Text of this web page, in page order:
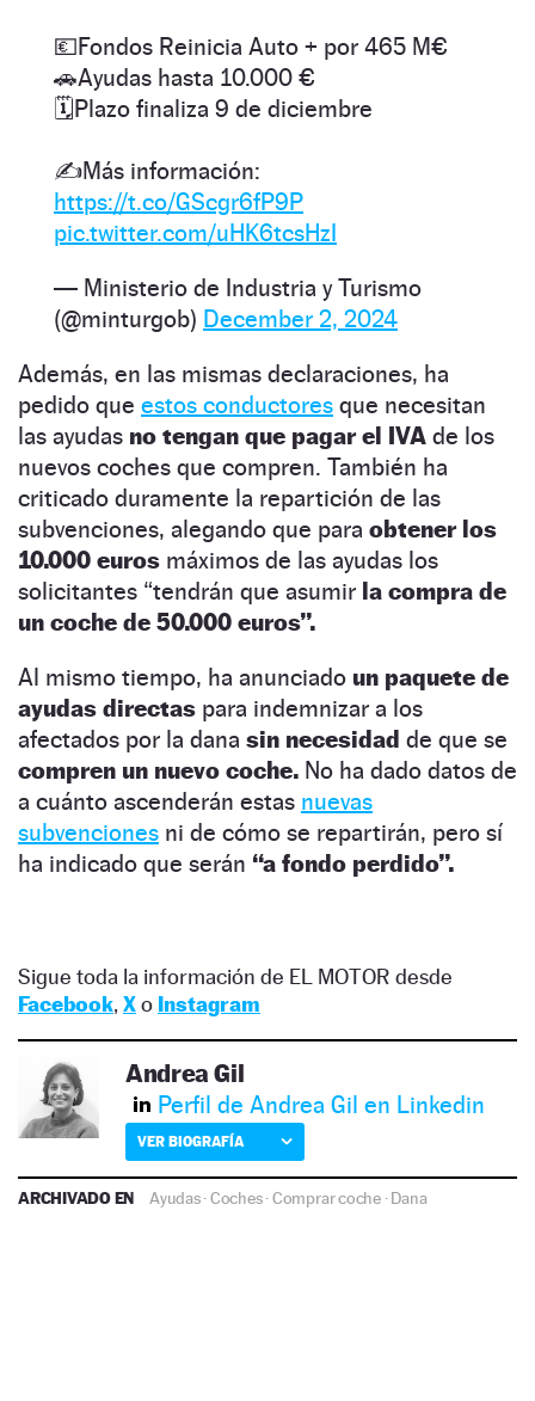
💶Fondos Reinicia Auto + por 465 M€
🚗Ayudas hasta 10.000 €
🗓️Plazo finaliza 9 de diciembre
✍️Más información:
https://t.co/GScgr6fP9P
pic.twitter.com/uHK6tcsHzI
— Ministerio de Industria y Turismo
(@minturgob) December 2, 2024
Además, en las mismas declaraciones, ha
pedido que estos conductores que necesitan
las ayudas no tengan que pagar el IVA de los
nuevos coches que compren. También ha
criticado duramente la repartición de las
subvenciones, alegando que para obtener los
10.000 euros máximos de las ayudas los
solicitantes “tendrán que asumir la compra de
un coche de 50.000 euros”.
Al mismo tiempo, ha anunciado un paquete de
ayudas directas para indemnizar a los
afectados por la dana sin necesidad de que se
compren un nuevo coche. No ha dado datos de
a cuánto ascenderán estas nuevas
subvenciones ni de cómo se repartirán, pero sí
ha indicado que serán “a fondo perdido”.
Sigue toda la información de EL MOTOR desde
Facebook, Xo Instagram
Andrea Gil
Perfil de Andrea Gil en Linkedin
VER BIOGRAFÍA
ARCHIVADO EN Ayudas·Coches·Comprar coche·Dana